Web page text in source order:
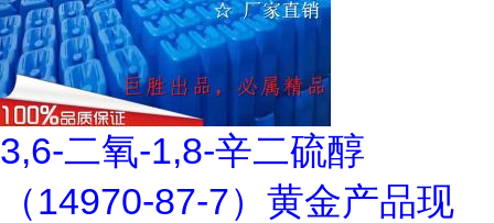
3,6-二氧-1,8-辛二硫醇
（14970-87-7）黄金产品现